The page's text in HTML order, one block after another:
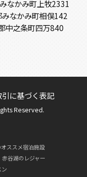
なかみ町上牧2331
なかみ町相俣142
中之条町四万840
に基づく表記
Reserved.
ススメ宿泊施設
赤谷湖のレジャー
ン